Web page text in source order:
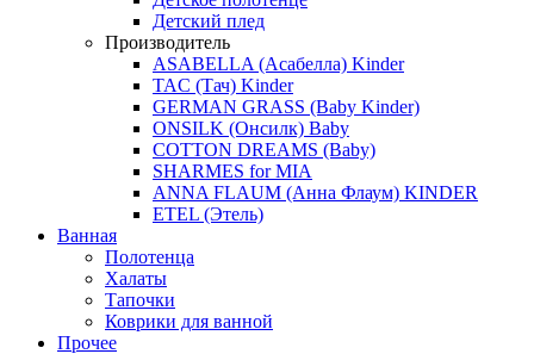
Детский плед
Производитель
ASABELLA (Асабелла) Kinder
TAC (Тач) Kinder
GERMAN GRASS (Baby Kinder)
ONSILK (Онсилк) Baby
COTTON DREAMS (Baby)
SHARMES for MIA
ANNA FLAUM (Анна Флаум) KINDER
ETEL (Этель)
Ванная
Полотенца
Халаты
Тапочки
Коврики для ванной
Прочее